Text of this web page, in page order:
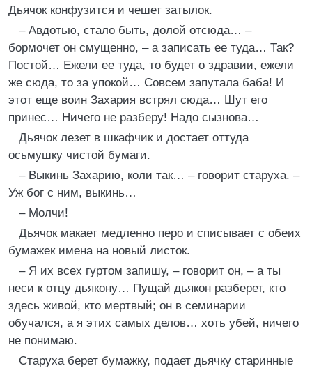
Дьячок конфузится и чешет затылок.
– Авдотью, стало быть, долой отсюда… –
бормочет он смущенно, – а записать ее туда… Так?
Постой… Ежели ее туда, то будет о здравии, ежели
же сюда, то за упокой… Совсем запутала баба! И
этот еще воин Захария встрял сюда… Шут его
принес… Ничего не разберу! Надо сызнова…
Дьячок лезет в шкафчик и достает оттуда
осьмушку чистой бумаги.
– Выкинь Захарию, коли так… – говорит старуха. –
Уж бог с ним, выкинь…
– Молчи!
Дьячок макает медленно перо и списывает с обеих
бумажек имена на новый листок.
– Я их всех гуртом запишу, – говорит он, – а ты
неси к отцу дьякону… Пущай дьякон разберет, кто
здесь живой, кто мертвый; он в семинарии
обучался, а я этих самых делов… хоть убей, ничего
не понимаю.
Старуха берет бумажку, подает дьячку старинные